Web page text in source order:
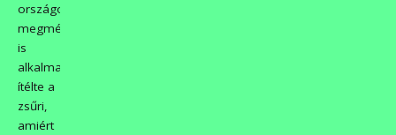
országos
megmérettetésre
is
alkalmasnak
ítélte a
zsűri,
amiért